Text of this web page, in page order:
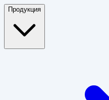
Продукция